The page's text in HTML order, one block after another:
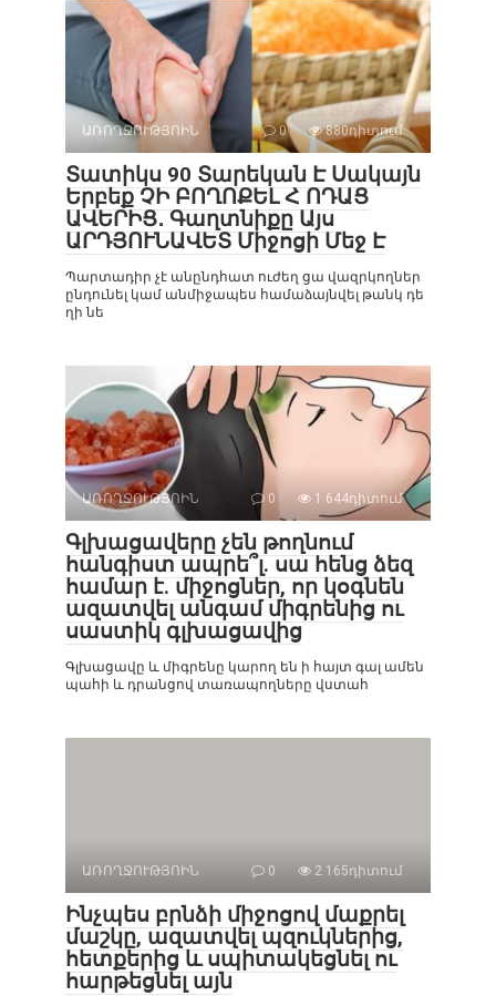
ԱՌՈՂՋՈՒԹՅՈԻՆ 0 880դիտում
Տատիկս 90 Տարեկան Է Սակայն
Երբեք ՉԻ ԲՈՂՈՔԵԼ Հ ՈԴԱՑ
ԱՎԵՐԻՑ․ Գաղտնիքը Այս
ԱՐԴՅՈՒՆԱՎԵՏ Միջոցի Մեջ Է
Պարտադիր չէ անընդհատ ուժեղ ցա վազրկողներ
ընդունել կամ անմիջապես համաձայնվել թանկ դե
ղի նե
ԱՌՈՂՋՈՒԹՅՈԻՆ 0 1 644դիտում
Գլխացավերը չեն թողնում
հանգիստ ապրե՞լ. սա հենց ձեզ
համար է. միջոցներ, որ կօգնեն
ազատվել անգամ միգրենից ու
սաստիկ գլխացավից
Գլխացավը և միգրենը կարող են ի հայտ գալ ամեն
պահի և դրանցով տառապողները վստահ
ԱՌՈՂՋՈՒԹՅՈԻՆ 0 2 165դիտում
Ինչպես բրնձի միջոցով մաքրել
մաշկը, ազատվել պզուկներից,
հետքերից և սպիտակեցնել ու
հարթեցնել այն